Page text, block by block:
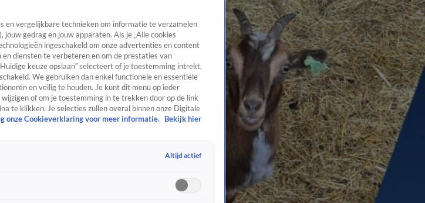
en vergelijkbare technieken om informatie te verzamelen
gedrag en jouw apparaten. Als je „Alle cookies
ingeschakeld om onze advertenties en content
diensten te verbeteren en om de prestaties van
keuze opslaan” selecteert of je toestemming intrekt,
We gebruiken dan enkel functionele en essentiële
en veilig te houden. Je kunt dit menu op ieder
of om je toestemming in te trekken door op de link
te klikken. Je selecties zullen overal binnen onze Digitale
onze Cookieverklaring voor meer informatie.
Bekijk hier
Altijd actief